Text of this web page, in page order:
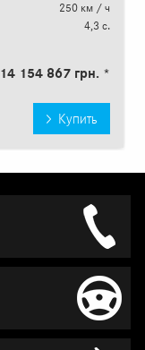
250 км / ч
4,3 с.
14 154 867 грн. *
Купить